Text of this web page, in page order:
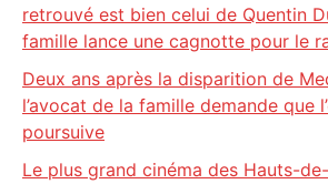
retrouvé est bien celui de Quentin
famille lance une cagnotte pour le
Deux ans après la disparition de
l’avocat de la famille demande que
poursuive
Le plus grand cinéma des Hauts-